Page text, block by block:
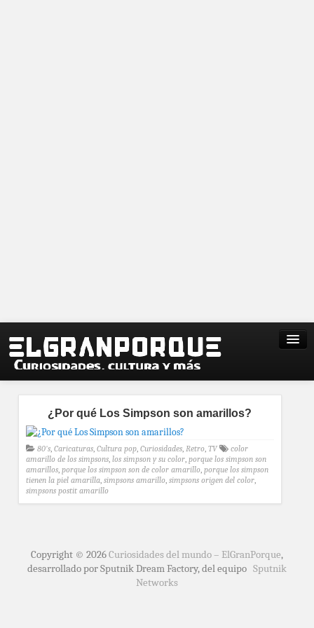
¿Por qué Los Simpson son amarillos?
80's, Caricaturas, Cultura pop, Curiosidades, Retro, TV
color
amarillo de los simpsons, los simpson y su color, porque los simpson son
amarillos, porque los simpson son de color amarillo, porque los simpson
tienen la piel amarilla, simpsons amarillo, simpsons origen del color,
simpsons postit amarillo
Copyright © 2026Curiosidades del mundo – ElGranPorque,
desarrollado por Sputnik Dream Factory, del equipo Sputnik
Networks